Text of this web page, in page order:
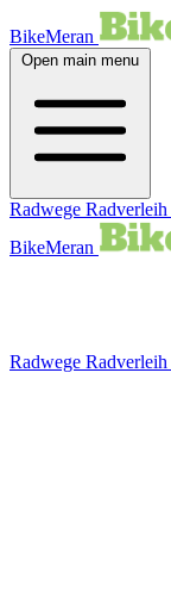
BikeMeran
Open main menu
Radwege Radverleih
BikeMeran
Radwege Radverleih